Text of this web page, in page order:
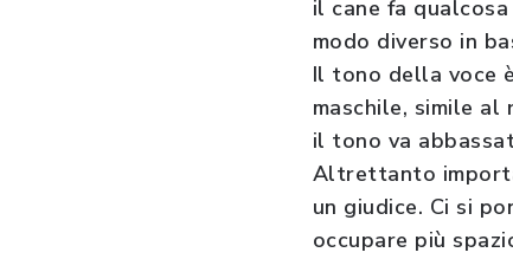
il cane fa
modo diverso in
Il tono della voce
maschile, simile
il tono va
Altrettanto
un giudice. Ci si
occupare più